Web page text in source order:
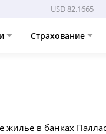
USD 82.1665
Страхование
жилье в банках